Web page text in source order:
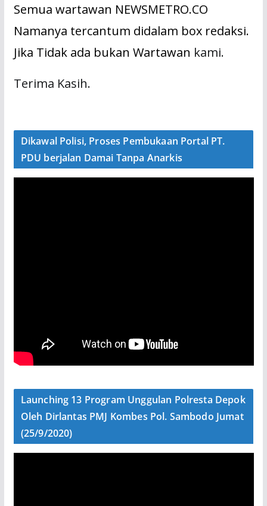
Semua wartawan NEWSMETRO.CO
Namanya tercantum didalam box redaksi.
Jika Tidak ada bukan Wartawan kami.
Terima Kasih.
Dikawal Polisi, Proses Pembukaan Portal PT.
PDU berjalan Damai Tanpa Anarkis
Launching 13 Program Unggulan Polresta Depok
Oleh Dirlantas PMJ Kombes Pol. Sambodo Jumat
(25/9/2020)